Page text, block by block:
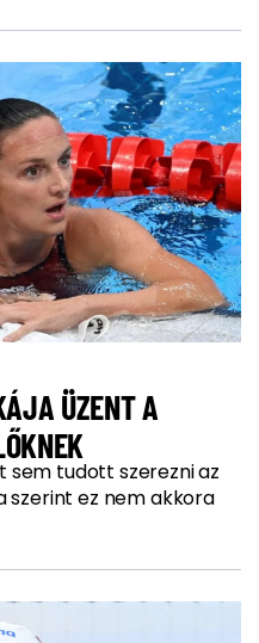
ÜZENT A
tudott szerezni az
szerint ez nem akkora